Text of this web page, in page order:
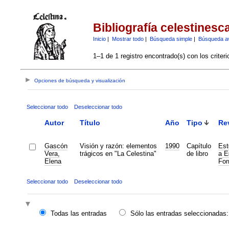
Bibliografía
Inicio| Mostrar todo| Búsqueda simple| Búsqueda
1–1 de 1 registro encontrado(s) con los
Opciones de búsqueda y visualización
Seleccionar todo Deseleccionar todo
Autor Título Año Tipo
Gascón
Vera,
Elena
Visión y razón: elementos
trágicos en "La Celestina"
1990
Capítulo
de libro
a
Seleccionar todo Deseleccionar todo
Todas las entradas
Sólo las entradas seleccionadas: